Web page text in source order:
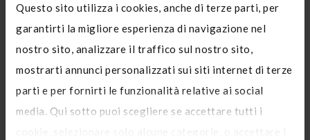
Questo sito utilizza i cookies, anche di terze parti, per
garantirti la migliore esperienza di navigazione nel
nostro sito, analizzare il traffico sul nostro sito,
mostrarti annunci personalizzati sui siti internet di terze
parti e per fornirti le funzionalità relative ai social
media. Qui sotto puoi scegliere se accettare tutti i
Località *
Provincia *